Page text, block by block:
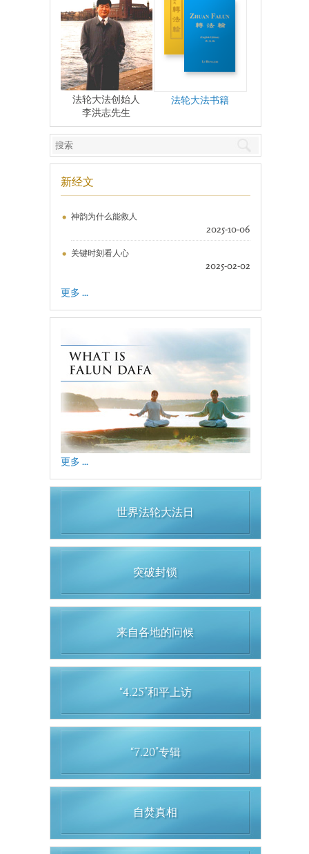
法轮大法创始人
李洪志先生
法轮大法书籍
新经文
神韵为什么能救人
2025-10-06
关键时刻看人心
2025-02-02
更多 ...
更多 ...
世界法轮大法日
突破封锁
来自各地的问候
“4.25”和平上访
“7.20”专辑
自焚真相